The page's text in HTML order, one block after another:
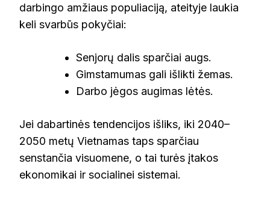
darbingo amžiaus populiaciją, ateityje laukia
keli svarbūs pokyčiai:
Senjorų dalis sparčiai augs.
Gimstamumas gali išlikti žemas.
Darbo jėgos augimas lėtės.
Jei dabartinės tendencijos išliks, iki 2040–
2050 metų Vietnamas taps sparčiau
senstančia visuomene, o tai turės įtakos
ekonomikai ir socialinei sistemai.